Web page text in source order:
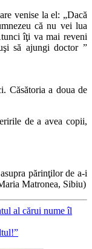
venise la el: „Dacă
că nu vei lua
îţi va mai reveni
să ajungi doctor ”
Căsătoria a doua de
de a avea copii,
părinţilor de a-i
Matronea, Sibiu)
al cărui nume îl